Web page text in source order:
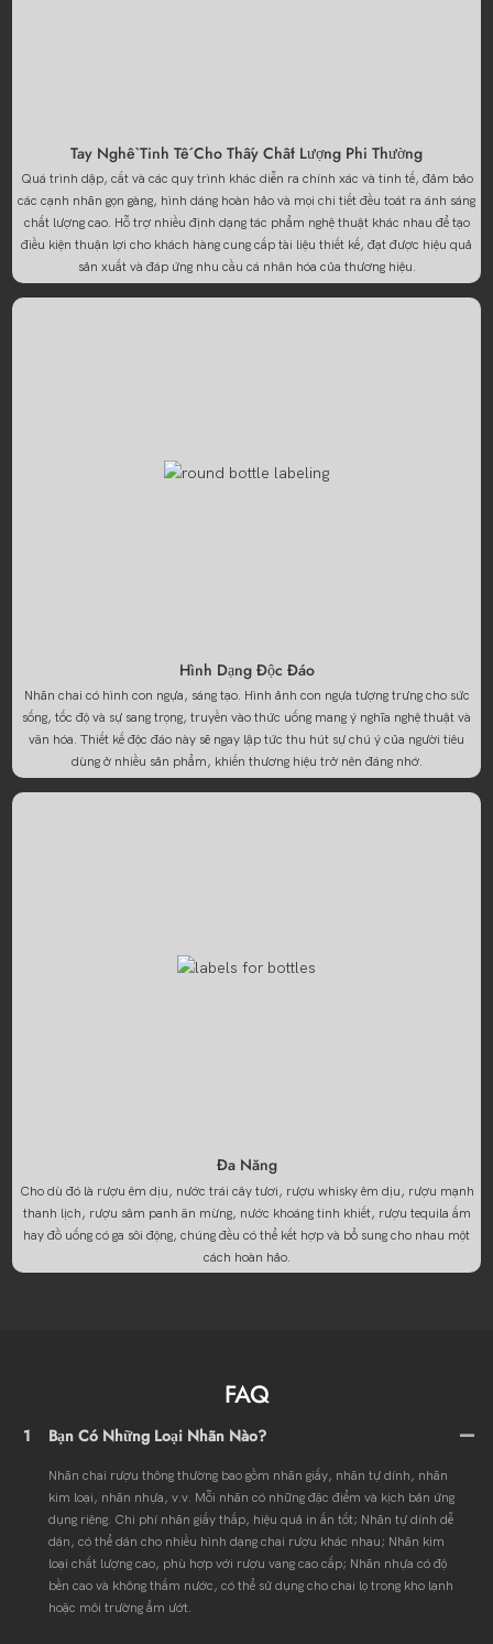
Tay Nghề Tinh Tế Cho Thấy Chất Lượng Phi Thường
Quá trình dập, cắt và các quy trình khác diễn ra chính xác và tinh tế, đảm bảo
các cạnh nhãn gọn gàng, hình dáng hoàn hảo và mọi chi tiết đều toát ra ánh sáng
chất lượng cao. Hỗ trợ nhiều định dạng tác phẩm nghệ thuật khác nhau để tạo
điều kiện thuận lợi cho khách hàng cung cấp tài liệu thiết kế, đạt được hiệu quả
sản xuất và đáp ứng nhu cầu cá nhân hóa của thương hiệu.
Hình Dạng Độc Đáo
Nhãn chai có hình con ngựa, sáng tạo. Hình ảnh con ngựa tượng trưng cho sức
sống, tốc độ và sự sang trọng, truyền vào thức uống mang ý nghĩa nghệ thuật và
văn hóa. Thiết kế độc đáo này sẽ ngay lập tức thu hút sự chú ý của người tiêu
dùng ở nhiều sản phẩm, khiến thương hiệu trở nên đáng nhớ.
Đa Năng
Cho dù đó là rượu êm dịu, nước trái cây tươi, rượu whisky êm dịu, rượu mạnh
thanh lịch, rượu sâm panh ăn mừng, nước khoáng tinh khiết, rượu tequila ấm
hay đồ uống có ga sôi động, chúng đều có thể kết hợp và bổ sung cho nhau một
cách hoàn hảo.
FAQ
1 Bạn Có Những Loại Nhãn Nào?
Nhãn chai rượu thông thường bao gồm nhãn giấy, nhãn tự dính, nhãn
kim loại, nhãn nhựa, v.v. Mỗi nhãn có những đặc điểm và kịch bản ứng
dụng riêng. Chi phí nhãn giấy thấp, hiệu quả in ấn tốt; Nhãn tự dính dễ
dán, có thể dán cho nhiều hình dạng chai rượu khác nhau; Nhãn kim
loại chất lượng cao, phù hợp với rượu vang cao cấp; Nhãn nhựa có độ
bền cao và không thấm nước, có thể sử dụng cho chai lọ trong kho lạnh
hoặc môi trường ẩm ướt.